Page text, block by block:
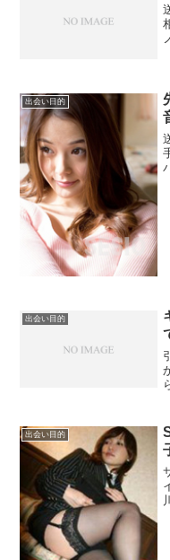
出会い目的
出会い目的
出会い目的